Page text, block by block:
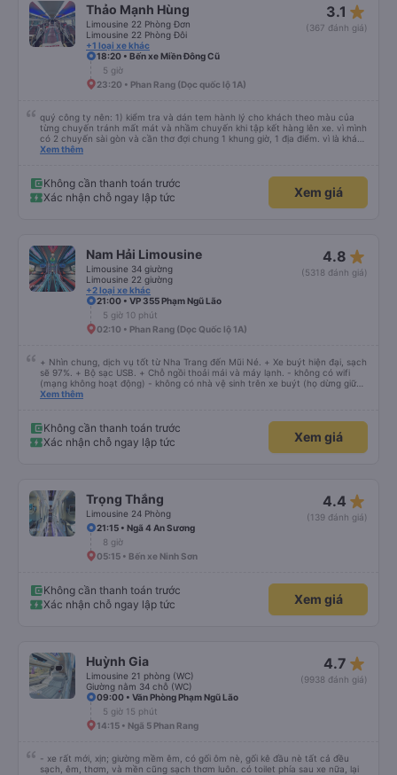
Thảo Mạnh Hùng
Limousine 22 Phòng Đơn
Limousine 22 Phòng Đôi
+1 loại xe khác
3.1 star_rate
(367 đánh giá)
18:20 • Bến xe Miền Đông Cũ
5 giờ
23:20 • Phan Rang (Dọc quốc lộ 1A)
quý công ty nên: 1) kiểm tra và dán tem hành lý cho khách theo màu của
từng chuyến tránh mất mát và nhầm chuyến khi tập kết hàng lên xe. vì mình
có 2 chuyến sài gòn và cần thơ đợi chung 1 khung giờ, 1 địa điểm. vì là khách
thân thiết của quý công ty nên rất hài lòng và tin tưởng. tuy nhiên rất mong
thì chắc chắn quy công ty là nhà xe được yêu thích và lựa chọn số 1 quy
nhơn. rất cảm ơn quý anh chị em cty cũng như chị Thảo đã lắng nghe và
tiếp nhận. " khách hàng thân thiết nhiều năm của nhà xe từ thời sinh viên"
Xem thêm
Không cần thanh toán trước
Xác nhận chỗ ngay lập tức
Xem giá
Nam Hải Limousine
Limousine 34 giường
Limousine 22 giường
+2 loại xe khác
4.8 star_rate
(5318 đánh giá)
21:00 • VP 355 Phạm Ngũ Lão
5 giờ 10 phút
02:10 • Phan Rang (Dọc Quốc lộ 1A)
+ Nhìn chung, dịch vụ tốt từ Nha Trang đến Mũi Né. + Xe buýt hiện đại, sạch
sẽ 97%. + Bộ sạc USB. + Chỗ ngồi thoải mái và máy lạnh. - không có wifi
(mạng không hoạt động) - không có nhà vệ sinh trên xe buýt (họ dừng giữa
chừng) Họ gọi cho tôi và nói với tôi rằng xe buýt sẽ khởi hành sớm 45 phút
đường cao tốc nhanh, mới, hiện đại phục vụ tuyến đường này mà lái xe trên
những con đường nhỏ, chậm rãi. Nếu họ sử dụng đường cao tốc và không
dừng quá lâu ở phần còn lại trên đỉnh, tôi nghĩ thời gian di chuyển có thể
Xem thêm
Không cần thanh toán trước
Xác nhận chỗ ngay lập tức
Xem giá
Trọng Thắng
Limousine 24 Phòng
4.4 star_rate
(139 đánh giá)
21:15 • Ngã 4 An Sương
8 giờ
05:15 • Bến xe Ninh Sơn
Không cần thanh toán trước
Xác nhận chỗ ngay lập tức
Xem giá
Huỳnh Gia
Limousine 21 phòng (WC)
Giường nằm 34 chỗ (WC)
4.7 star_rate
(9938 đánh giá)
09:00 • Văn Phòng Phạm Ngũ Lão
5 giờ 15 phút
14:15 • Ngã 5 Phan Rang
- xe rất mới, xịn; giường mềm êm, có gối ôm nè, gối kê đầu nè tất cả đều
sạch, êm, thơm, và mền cũng sạch thơm luôn. có toilet phía sau xe nữa, lại